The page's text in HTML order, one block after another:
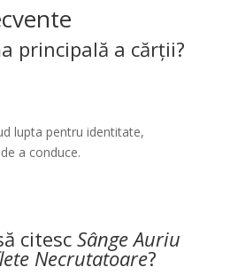
principală a cărții?
lupta pentru identitate,
a conduce.
citesc Sânge Auriu
Necrutatoare?